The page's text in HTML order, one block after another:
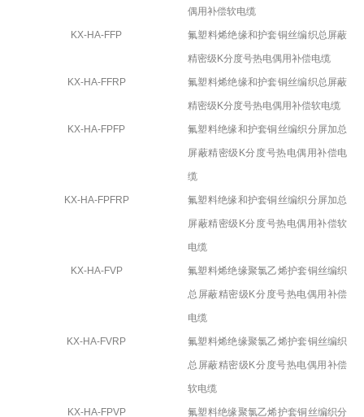
偶用补偿软电缆
KX-HA-FFP 氟塑料烯绝缘和护套铜丝编织总屏蔽
精密级K分度号热电偶用补偿电缆
KX-HA-FFRP 氟塑料烯绝缘和护套铜丝编织总屏蔽
精密级K分度号热电偶用补偿软电缆
KX-HA-FPFP 氟塑料绝缘和护套铜丝编织分屏加总
屏蔽精密级 K分度号热电偶用补偿电
缆
KX-HA-FPFRP 氟塑料绝缘和护套铜丝编织分屏加总
屏蔽精密级 K分度号热电偶用补偿软
电缆
KX-HA-FVP 氟塑料烯绝缘聚氯乙烯护套铜丝编织
总屏蔽精密级K分度号热电偶用补偿
电缆
KX-HA-FVRP 氟塑料烯绝缘聚氯乙烯护套铜丝编织
总屏蔽精密级K分度号热电偶用补偿
软电缆
KX-HA-FPVP 氟塑料绝缘聚氯乙烯护套铜丝编织分